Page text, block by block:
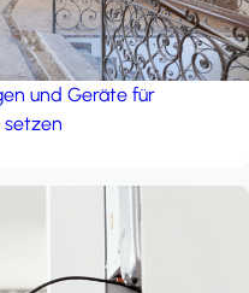
und Geräte für
setzen